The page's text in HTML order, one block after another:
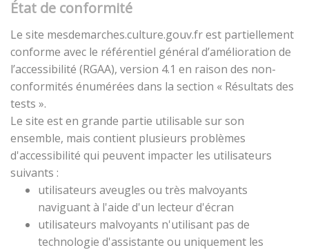
État de conformité
Le site mesdemarches.culture.gouv.fr est partiellement
conforme avec le référentiel général d’amélioration de
l’accessibilité (RGAA), version 4.1 en raison des non-
conformités énumérées dans la section « Résultats des
tests ».
Le site est en grande partie utilisable sur son
ensemble, mais contient plusieurs problèmes
d'accessibilité qui peuvent impacter les utilisateurs
suivants :
utilisateurs aveugles ou très malvoyants
naviguant à l'aide d'un lecteur d'écran
utilisateurs malvoyants n'utilisant pas de
technologie d'assistante ou uniquement les